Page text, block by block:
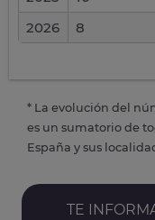
2026
8
* La evolución del
es un sumatorio de
España y sus
TE